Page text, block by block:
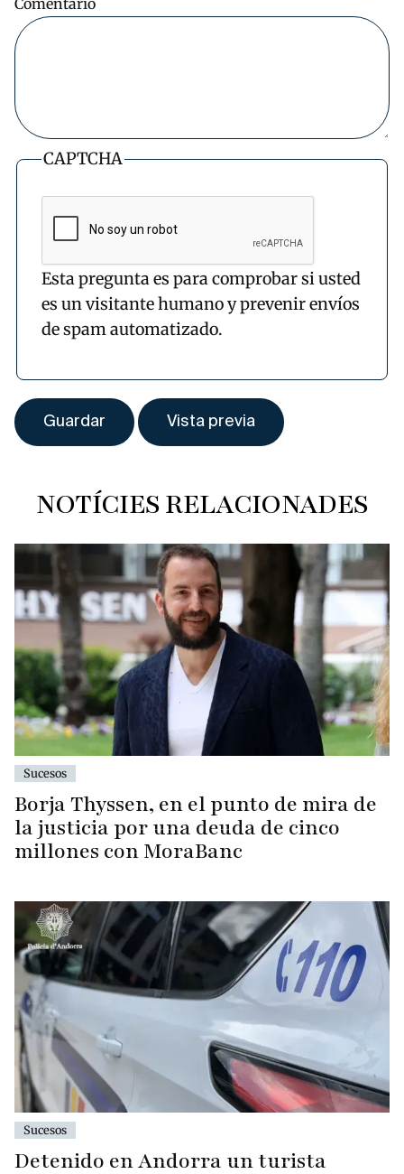
Comentario
CAPTCHA
Esta pregunta es para comprobar si usted
es un visitante humano y prevenir envíos
de spam automatizado.
NOTÍCIES RELACIONADES
Sucesos
Borja Thyssen, en el punto de mira de
la justicia por una deuda de cinco
millones con MoraBanc
Sucesos
Detenido en Andorra un turista